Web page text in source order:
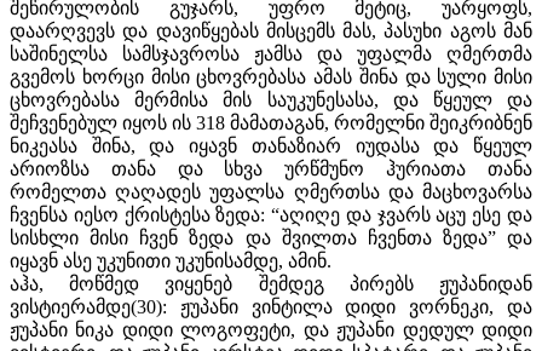
შეწირულობის გუჯარს, უფრო მეტიც, უარყოფს,
დაარღვევს და დავიწყებას მისცემს მას, პასუხი აგოს მან
საშინელსა სამსჯავროსა ჟამსა და უფალმა ღმერთმა
გვემოს ხორცი მისი ცხოვრებასა ამას შინა და სული მისი
ცხოვრებასა მერმისა მის საუკუნესასა, და წყეულ და
შეჩვენებულ იყოს ის 318 მამათაგან, რომელნი შეიკრიბნენ
ნიკეასა შინა, და იყავნ თანაზიარ იუდასა და წყეულ
არიოზსა თანა და სხვა ურწმუნო ჰურიათა თანა
რომელთა ღაღადეს უფალსა ღმერთსა და მაცხოვარსა
ჩვენსა იესო ქრისტესა ზედა: “აღიღე და ჯვარს აცუ ესე და
სისხლი მისი ჩვენ ზედა და შვილთა ჩვენთა ზედა” და
იყავნ ასე უკუნითი უკუნისამდე, ამინ.
აჰა, მოწმედ ვიყენებ შემდეგ პირებს ჟუპანიდან
ვისტიერამდე(30): ჟუპანი ვინტილა დიდი ვორნეკი, და
ჟუპანი ნიკა დიდი ლოგოფეტი, და ჟუპანი დედულ დიდი